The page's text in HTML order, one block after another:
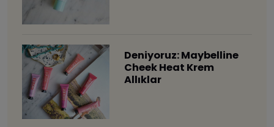
Deniyoruz: Maybelline
Cheek Heat Krem
Allıklar